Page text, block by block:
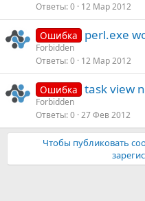
Ответы 0 12 Мар 2012
Ошибка perl.exe
Forbidden
Ответы 0 12 Мар 2012
Ошибка task view
Forbidden
Ответы 0 27 Фев 2012
Чтобы публиковать